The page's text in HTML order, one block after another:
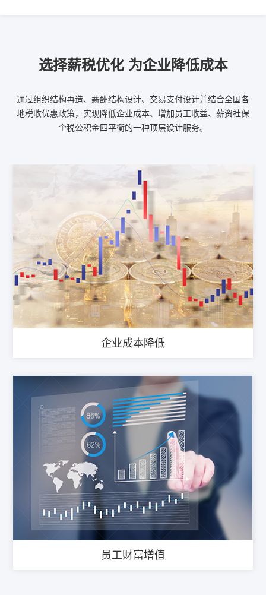
选择薪税优化 为企业降低成本
通过组织结构再造、薪酬结构设计、交易支付设计并结合全国各
地税收优惠政策，实现降低企业成本、增加员工收益、薪资社保
个税公积金四平衡的一种顶层设计服务。
企业成本降低
员工财富增值